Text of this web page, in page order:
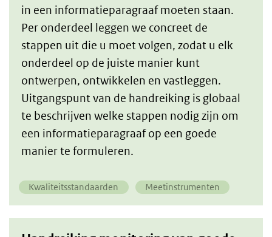
in een informatieparagraaf moeten staan.
Per onderdeel leggen we concreet de
stappen uit die u moet volgen, zodat u elk
onderdeel op de juiste manier kunt
ontwerpen, ontwikkelen en vastleggen.
Uitgangspunt van de handreiking is globaal
te beschrijven welke stappen nodig zijn om
een informatieparagraaf op een goede
manier te formuleren.
Kwaliteitsstandaarden Meetinstrumenten